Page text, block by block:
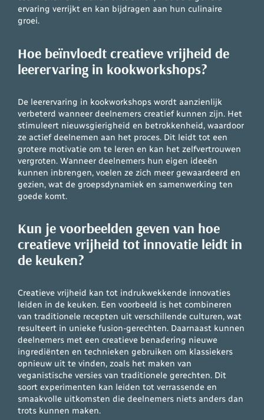
ervaring verrijkt en kan bijdragen aan hun culinaire
groei.
Hoe beïnvloedt creatieve vrijheid de
leerervaring in kookworkshops?
De leerervaring in kookworkshops wordt aanzienlijk
verbeterd wanneer deelnemers creatief kunnen zijn. Het
stimuleert nieuwsgierigheid en betrokkenheid, waardoor
ze actief deelnemen aan het proces. Dit leidt tot een
grotere motivatie om te leren en kan het zelfvertrouwen
vergroten. Wanneer deelnemers hun eigen ideeën
kunnen inbrengen, voelen ze zich meer gewaardeerd en
gezien, wat de groepsdynamiek en samenwerking ten
goede komt.
Kun je voorbeelden geven van hoe
creatieve vrijheid tot innovatie leidt in
de keuken?
Creatieve vrijheid kan tot indrukwekkende innovaties
leiden in de keuken. Een voorbeeld is het combineren
van traditionele recepten uit verschillende culturen, wat
resulteert in unieke fusion-gerechten. Daarnaast kunnen
deelnemers met een creatieve benadering nieuwe
ingrediënten en technieken gebruiken om klassiekers
opnieuw uit te vinden, zoals het maken van
veganistische versies van traditionele gerechten. Dit
soort experimenten kan leiden tot verrassende en
smaakvolle uitkomsten die deelnemers niets anders dan
trots kunnen maken.